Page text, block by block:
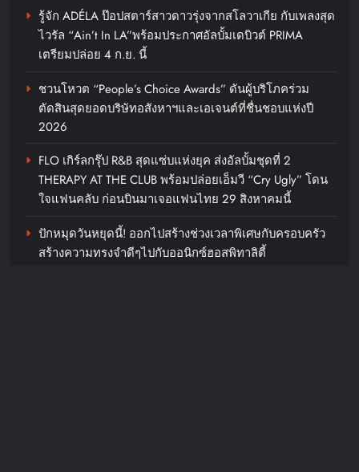
ฮวังอินยอบ เตรียมหอบความอบอุ่น
2026 HWANG IN YOUP
FANMEETING TOURin BANGKOK
รู้จัก ADÉLA ป๊อปสตาร์สาวดาวรุ่งจากสโลวาเกีย กับเพลงสุด
ไวรัล “Ain’t In LA”พร้อมประกาศอัลบั้มเดบิวต์ PRIMA
เตรียมปล่อย 4 ก.ย. นี้
ชวนโหวต “People’s Choice Awards” ดันผู้บริโภคร่วม
ตัดสินสุดยอดบริษัทอสังหาฯและเอเจนต์ที่ชื่นชอบแห่งปี
2026
FLO เกิร์ลกรุ๊ป R&B สุดแซ่บแห่งยุค ส่งอัลบั้มชุดที่ 2
THERAPY AT THE CLUB พร้อมปล่อยเอ็มวี “Cry Ugly” โดน
ใจแฟนคลับ ก่อนบินมาเจอแฟนไทย 29 สิงหาคมนี้
ปักหมุดวันหยุดนี้! ออกไปสร้างช่วงเวลาพิเศษกับครอบครัว
สร้างความทรงจำดีๆไปกับออนิกซ์ฮอสพิทาลิตี้